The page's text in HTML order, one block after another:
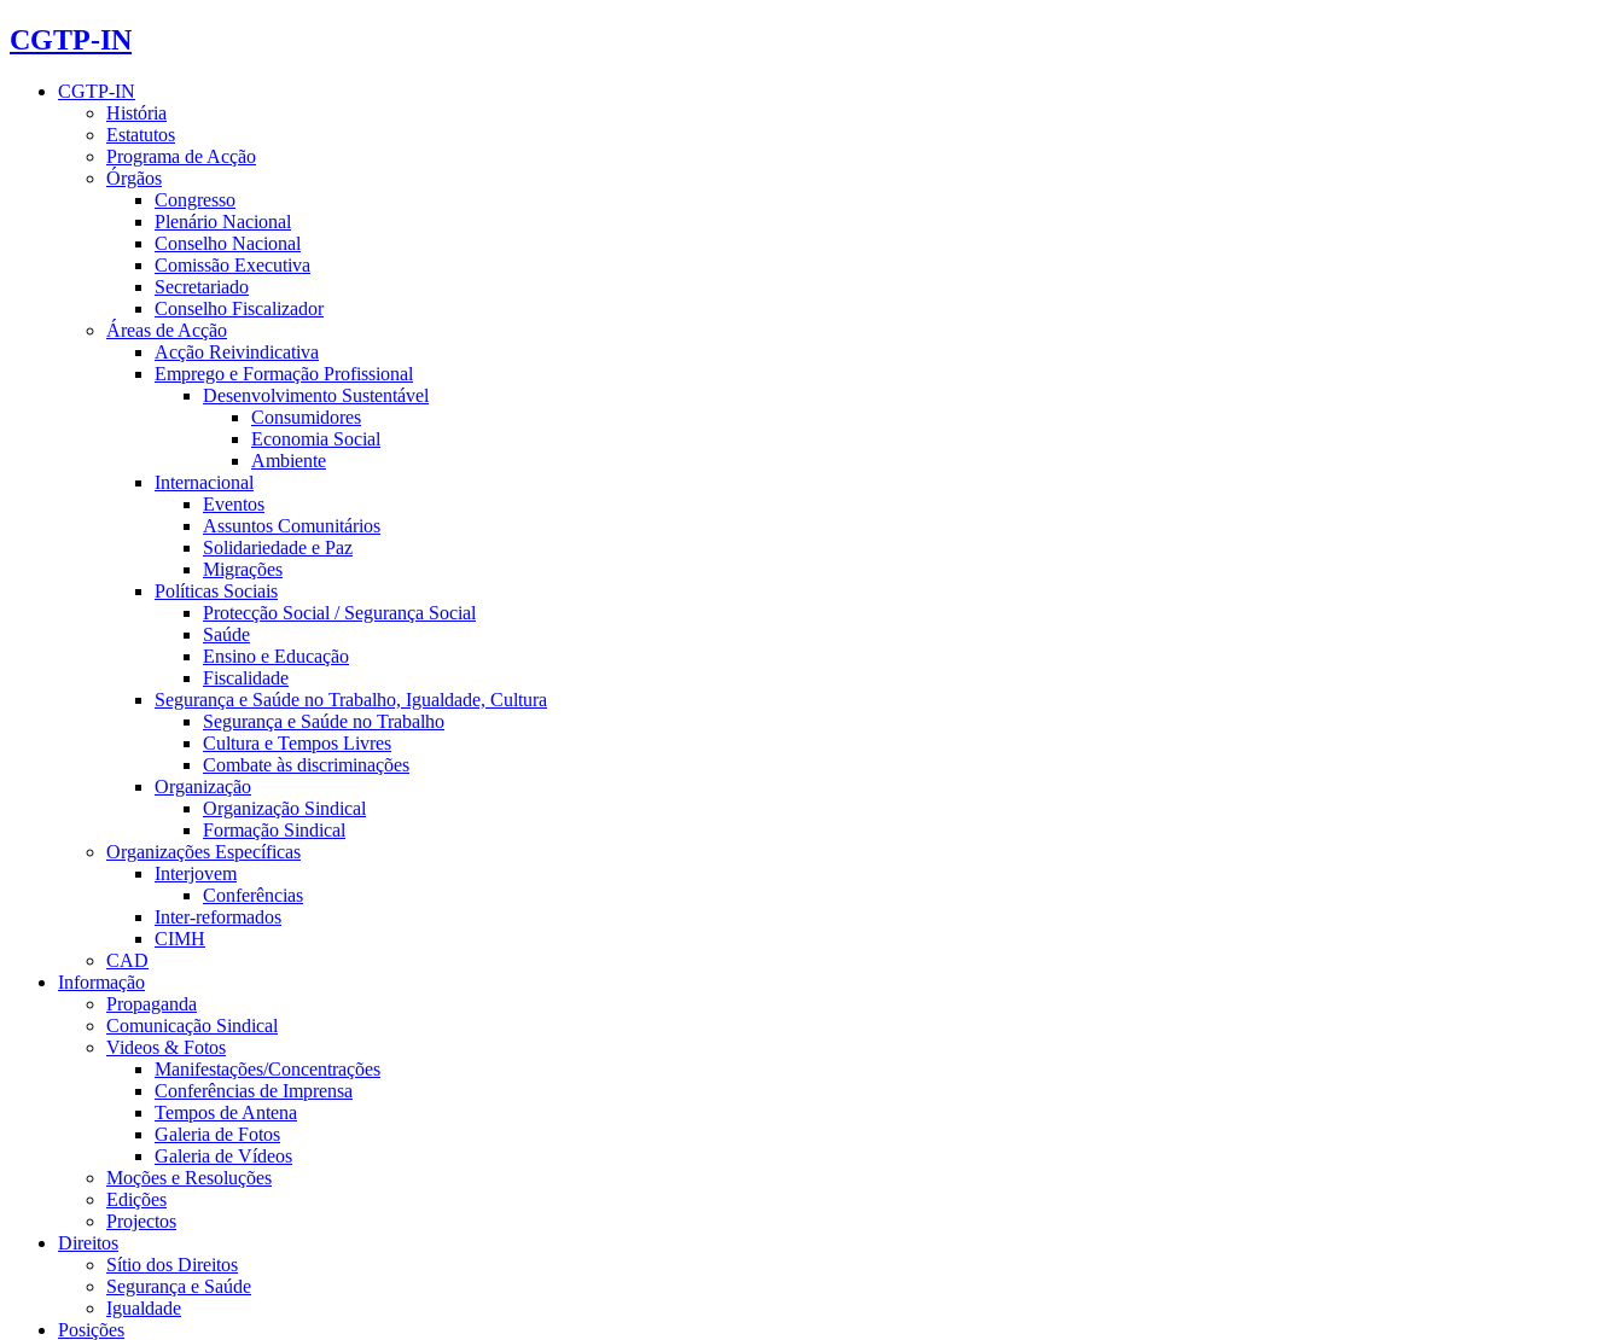
CGTP-IN
CGTP-IN
História
Estatutos
Programa de Acção
Órgãos
Congresso
Plenário Nacional
Conselho Nacional
Comissão Executiva
Secretariado
Conselho Fiscalizador
Áreas de Acção
Acção Reivindicativa
Emprego e Formação Profissional
Desenvolvimento Sustentável
Consumidores
Economia Social
Ambiente
Internacional
Eventos
Assuntos Comunitários
Solidariedade e Paz
Migrações
Políticas Sociais
Protecção Social / Segurança Social
Saúde
Ensino e Educação
Fiscalidade
Segurança e Saúde no Trabalho, Igualdade, Cultura
Segurança e Saúde no Trabalho
Cultura e Tempos Livres
Combate às discriminações
Organização
Organização Sindical
Formação Sindical
Organizações Específicas
Interjovem
Conferências
Inter-reformados
CIMH
CAD
Informação
Propaganda
Comunicação Sindical
Videos & Fotos
Manifestações/Concentrações
Conferências de Imprensa
Tempos de Antena
Galeria de Fotos
Galeria de Vídeos
Moções e Resoluções
Edições
Projectos
Direitos
Sítio dos Direitos
Segurança e Saúde
Igualdade
Posições